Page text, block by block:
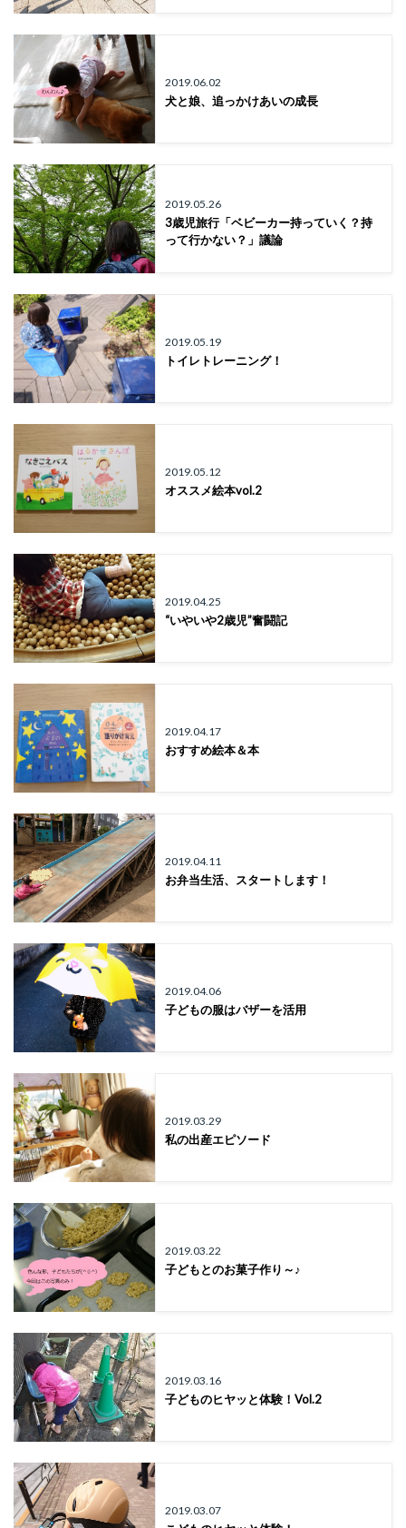
2019.06.02
犬と娘、追っかけあいの成長
2019.05.26
3歳児旅行「ベビーカー持っていく？持
って行かない？」議論
2019.05.19
トイレトレーニング！
2019.05.12
オススメ絵本vol.2
2019.04.25
“いやいや2歳児”奮闘記
2019.04.17
おすすめ絵本＆本
2019.04.11
お弁当生活、スタートします！
2019.04.06
子どもの服はバザーを活用
2019.03.29
私の出産エピソード
2019.03.22
子どもとのお菓子作り～♪
2019.03.16
子どものヒヤッと体験！Vol.2
2019.03.07